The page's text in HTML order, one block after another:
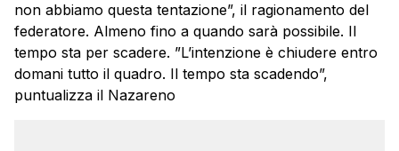
non abbiamo questa tentazione”, il ragionamento del
federatore. Almeno fino a quando sarà possibile. Il
tempo sta per scadere. ”L’intenzione è chiudere entro
domani tutto il quadro. Il tempo sta scadendo”,
puntualizza il Nazareno